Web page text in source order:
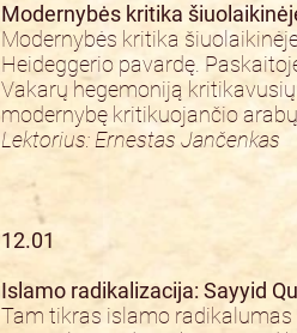
Modernybės kritika
Modernybės kritika
Heideggerio pavardę.
Vakarų hegemoniją
modernybę kritikuojančio
Lektorius: Ernestas Jančenkas
12.01
Islamo radikalizacija: Sayyid
Tam tikras islamo